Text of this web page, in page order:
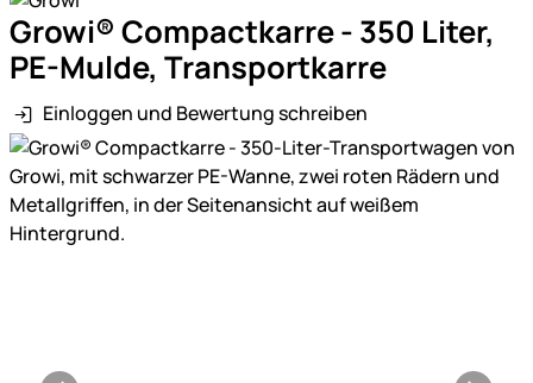
Growi® Compactkarre - 350 Liter,
PE-Mulde, Transportkarre
Einloggen und Bewertung schreiben
Produktgalerie